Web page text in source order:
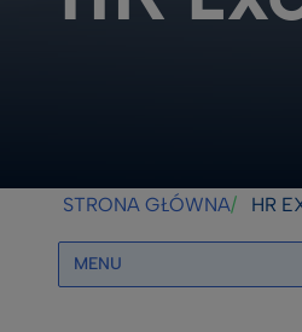
STRONA GŁÓWNA HR
MENU